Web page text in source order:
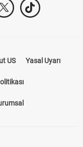
US Yasal Uyarı